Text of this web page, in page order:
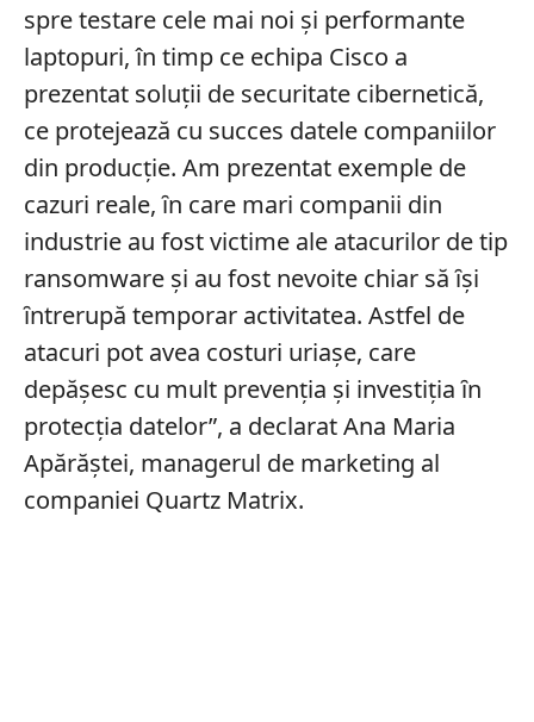
spre testare cele mai noi și performante
laptopuri, în timp ce echipa Cisco a
prezentat soluții de securitate cibernetică,
ce protejează cu succes datele companiilor
din producție. Am prezentat exemple de
cazuri reale, ȋn care mari companii din
industrie au fost victime ale atacurilor de tip
ransomware și au fost nevoite chiar să ȋși
ȋntrerupă temporar activitatea. Astfel de
atacuri pot avea costuri uriașe, care
depășesc cu mult prevenția și investiția ȋn
protecția datelor”, a declarat Ana Maria
Apărăștei, managerul de marketing al
companiei Quartz Matrix.